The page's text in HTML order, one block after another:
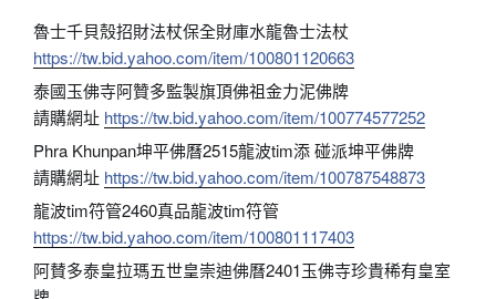
魯士千貝殼招財法杖保全財庫水龍魯士法杖
https://tw.bid.yahoo.com/item/100801120663
泰國玉佛寺阿贊多監製旗頂佛祖金力泥佛牌
請購網址 https://tw.bid.yahoo.com/item/100774577252
Phra Khunpan坤平佛曆2515龍波tim添 碰派坤平佛牌
請購網址 https://tw.bid.yahoo.com/item/100787548873
龍波tim符管2460真品龍波tim符管
https://tw.bid.yahoo.com/item/100801117403
阿賛多泰皇拉瑪五世皇崇迪佛曆2401玉佛寺珍貴稀有皇室